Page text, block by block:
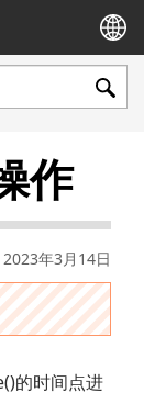
作
年3月14日
的时间点进